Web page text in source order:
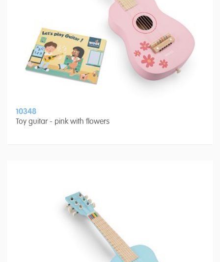
10348
Toy guitar - pink with flowers